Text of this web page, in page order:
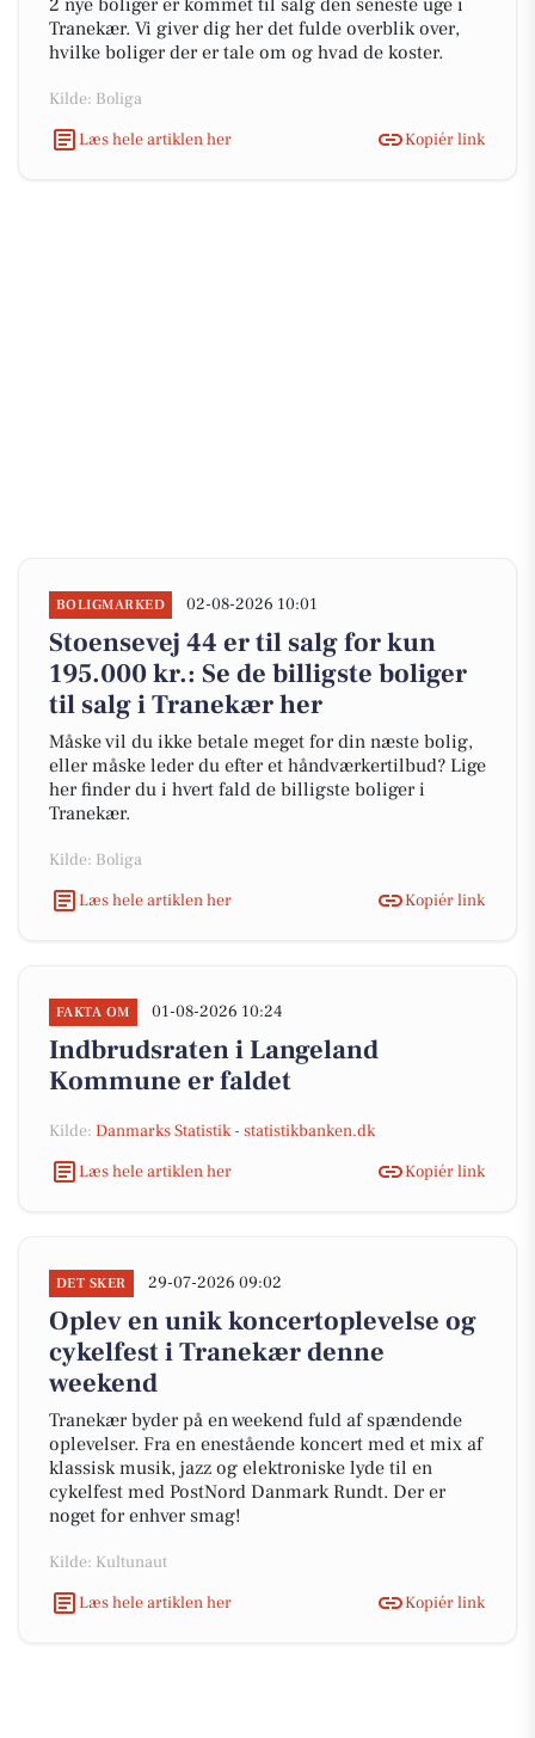
2 nye boliger er kommet til salg den seneste uge i
Tranekær. Vi giver dig her det fulde overblik over,
hvilke boliger der er tale om og hvad de koster.
Kilde: Boliga
Læs hele artiklen her
Kopiér link
BOLIGMARKED 02-08-2026 10:01
Stoensevej 44 er til salg for kun
195.000 kr.: Se de billigste boliger
til salg i Tranekær her
Måske vil du ikke betale meget for din næste bolig,
eller måske leder du efter et håndværkertilbud? Lige
her finder du i hvert fald de billigste boliger i
Tranekær.
Kilde: Boliga
Læs hele artiklen her
Kopiér link
FAKTA OM 01-08-2026 10:24
Indbrudsraten i Langeland
Kommune er faldet
Kilde: Danmarks Statistik - statistikbanken.dk
Læs hele artiklen her
Kopiér link
DET SKER 29-07-2026 09:02
Oplev en unik koncertoplevelse og
cykelfest i Tranekær denne
weekend
Tranekær byder på en weekend fuld af spændende
oplevelser. Fra en enestående koncert med et mix af
klassisk musik, jazz og elektroniske lyde til en
cykelfest med PostNord Danmark Rundt. Der er
noget for enhver smag!
Kilde: Kultunaut
Læs hele artiklen her
Kopiér link